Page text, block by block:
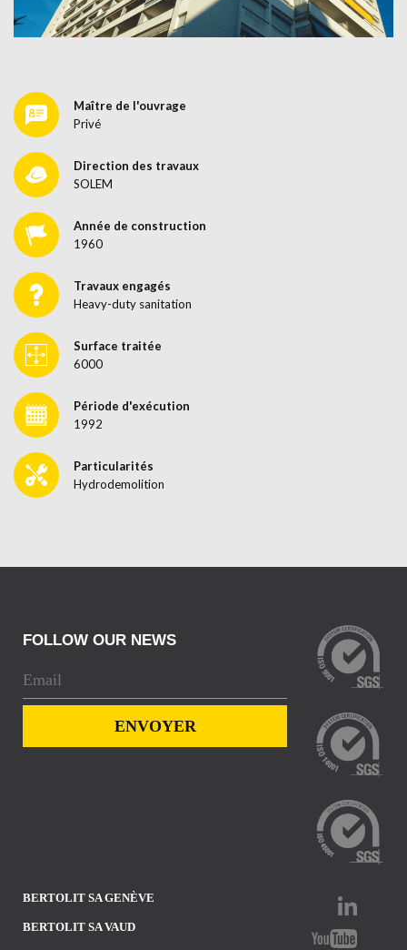
Maître de l'ouvrage
Privé
Direction des travaux
SOLEM
Année de construction
1960
Travaux engagés
Heavy-duty sanitation
Surface traitée
6000
Période d'exécution
1992
Particularités
Hydrodemolition
BERTOLIT SA GENÈVE
BERTOLIT SA VAUD
FOLLOW OUR NEWS